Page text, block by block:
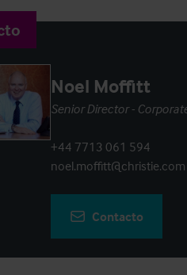
Noel Moffitt
Senior Director -
+44 7713 061 594
noel.moffitt@christie.com
Contacto